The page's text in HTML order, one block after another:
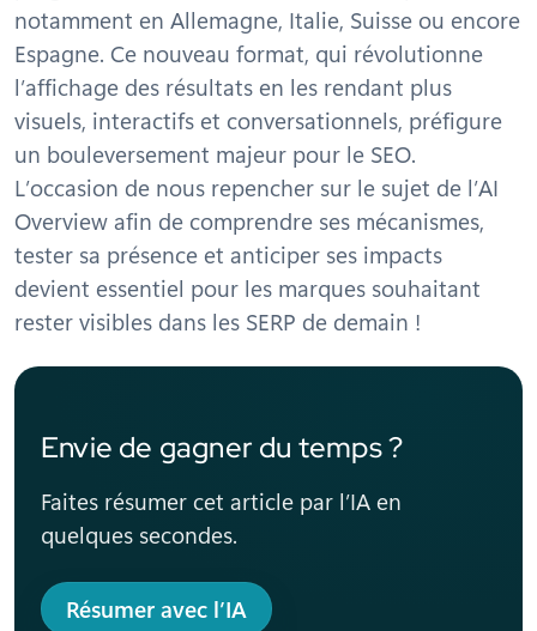
notamment en Allemagne, Italie, Suisse ou encore
Espagne. Ce nouveau format, qui révolutionne
l’affichage des résultats en les rendant plus
visuels, interactifs et conversationnels, préfigure
un bouleversement majeur pour le SEO.
L’occasion de nous repencher sur le sujet de l’AI
Overview afin de comprendre ses mécanismes,
tester sa présence et anticiper ses impacts
devient essentiel pour les marques souhaitant
rester visibles dans les SERP de demain !
Envie de gagner du temps ?
Faites résumer cet article par l’IA en
quelques secondes.
Résumer avec l’IA